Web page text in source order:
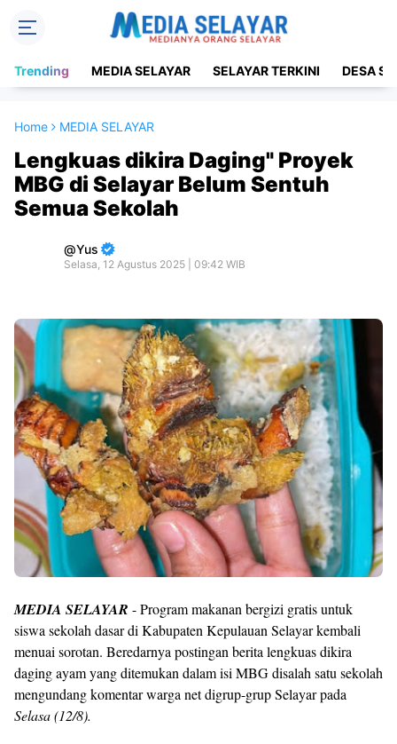
Trending MEDIA SELAYAR SELAYAR TERKINI DESA
Home MEDIA SELAYAR
Lengkuas dikira Daging" Proyek
MBG di Selayar Belum Sentuh
Semua Sekolah
Yus
Selasa, 12 Agustus 2025 | 09:42 WIB
MEDIA SELAYAR - Program makanan bergizi gratis untuk
siswa sekolah dasar di Kabupaten Kepulauan Selayar kembali
menuai sorotan. Beredarnya postingan berita lengkuas dikira
daging ayam yang ditemukan dalam isi MBG disalah satu sekolah
mengundang komentar warga net digrup-grup Selayar pada
Selasa (12/8).